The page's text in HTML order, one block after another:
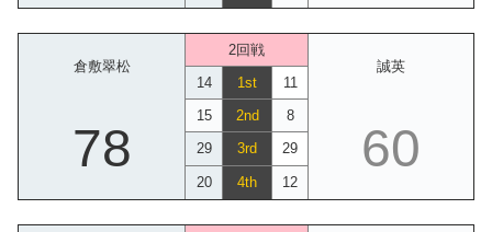
倉敷翠松
2回戦
誠英
14
1st 11
78
15 2nd 8
60
29 3rd 29
20 4th 12